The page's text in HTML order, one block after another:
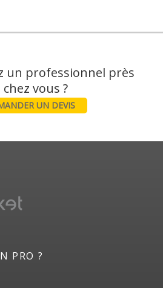
un professionnel près
UN DEVIS
PRO ?